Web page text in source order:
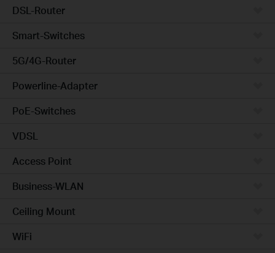
DSL-Router
Smart-Switches
5G/4G-Router
Powerline-Adapter
PoE-Switches
VDSL
Access Point
Business-WLAN
Ceiling Mount
WiFi